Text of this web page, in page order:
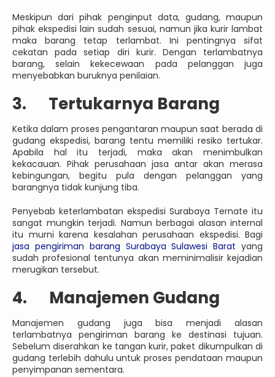
Meskipun dari pihak penginput data, gudang, maupun
pihak ekspedisi lain sudah sesuai, namun jika kurir lambat
maka barang tetap terlambat. Ini pentingnya sifat
cekatan pada setiap diri kurir. Dengan terlambatnya
barang, selain kekecewaan pada pelanggan juga
menyebabkan buruknya penilaian.
3. Tertukarnya Barang
Ketika dalam proses pengantaran maupun saat berada di
gudang ekspedisi, barang tentu memiliki resiko tertukar.
Apabila hal itu terjadi, maka akan menimbulkan
kekacauan. Pihak perusahaan jasa antar akan merasa
kebingungan, begitu pula dengan pelanggan yang
barangnya tidak kunjung tiba.
Penyebab keterlambatan ekspedisi Surabaya Ternate itu
sangat mungkin terjadi. Namun berbagai alasan internal
itu murni karena kesalahan perusahaan ekspedisi. Bagi
jasa pengiriman barang Surabaya Sulawesi Barat yang
sudah profesional tentunya akan meminimalisir kejadian
merugikan tersebut.
4. Manajemen Gudang
Manajemen gudang juga bisa menjadi alasan
terlambatnya pengiriman barang ke destinasi tujuan.
Sebelum diserahkan ke tangan kurir, paket dikumpulkan di
gudang terlebih dahulu untuk proses pendataan maupun
penyimpanan sementara.